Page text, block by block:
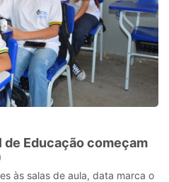
de Educação começam
às salas de aula, data marca o